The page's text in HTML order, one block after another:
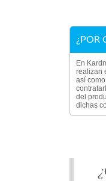
¿POR
En
realizan
así
del
dichas